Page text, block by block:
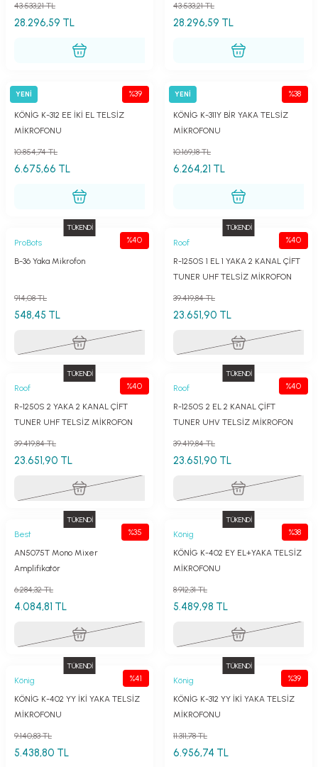
28.296,59 TL
43.533,21 TL
28.296,59 TL
43.533,21 TL
YENİ %39
König
KÖNİG K-312 EE İKİ EL TELSİZ
MİKROFONU
6.675,66 TL
10.854,74 TL
YENİ %38
König
KÖNİG K-311Y BİR YAKA TELSİZ
MİKROFONU
6.264,21 TL
10.169,18 TL
TÜKENDİ
%40
ProBots
B-36 Yaka Mikrofon
548,45 TL
914,08 TL
TÜKENDİ
%40
Roof
R-1250S 1 EL 1 YAKA 2 KANAL ÇİFT
TUNER UHF TELSİZ MİKROFON
23.651,90 TL
39.419,84 TL
TÜKENDİ
%40
Roof
R-1250S 2 YAKA 2 KANAL ÇİFT
TUNER UHF TELSİZ MİKROFON
23.651,90 TL
39.419,84 TL
TÜKENDİ
%40
Roof
R-1250S 2 EL 2 KANAL ÇİFT
TUNER UHV TELSİZ MİKROFON
23.651,90 TL
39.419,84 TL
TÜKENDİ
%35
Best
AN5075T Mono Mixer
Amplifikatör
4.084,81 TL
6.284,32 TL
TÜKENDİ
%38
König
KÖNİG K-402 EY EL+YAKA TELSİZ
MİKROFONU
5.489,98 TL
8.912,31 TL
TÜKENDİ
%41
König
KÖNİG K-402 YY İKİ YAKA TELSİZ
MİKROFONU
5.438,80 TL
9.140,83 TL
TÜKENDİ
%39
König
KÖNİG K-312 YY İKİ YAKA TELSİZ
MİKROFONU
6.956,74 TL
11.311,78 TL